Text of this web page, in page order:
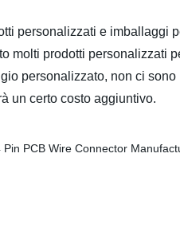
personalizzati e imballaggi
molti prodotti personalizzati
personalizzato, non ci
un certo costo aggiuntivo.